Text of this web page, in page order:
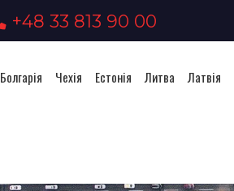
+48 33 813 90 00
Болгарія Чехія Естонія Литва Латвія